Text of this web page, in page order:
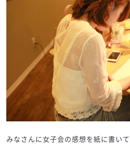
みなさんに女子会の感想を紙に書い